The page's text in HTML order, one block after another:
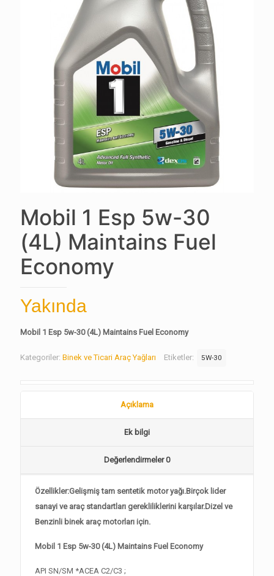
Mobil 1 Esp 5w-30
(4L) Maintains Fuel
Economy
Yakında
Mobil 1 Esp 5w-30 (4L) Maintains Fuel Economy
Kategoriler: Binek ve Ticari Araç Yağları Etiketler: 5W-30
Açıklama
Ek bilgi
Değerlendirmeler0
Özellikler:Gelişmiş tam sentetik motor yağı.Birçok lider
sanayi ve araç standartları gerekliliklerini karşılar.Dizel ve
Benzinli binek araç motorları için.
Mobil 1 Esp 5w-30 (4L) Maintains Fuel Economy
API SN/SM *ACEA C2/C3 ;